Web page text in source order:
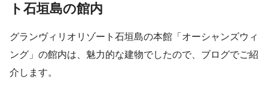
ト石垣島の館内
グランヴィリオリゾート石垣島の本館「オーシャンズウィ
ング」の館内は、魅力的な建物でしたので、ブログでご紹
介します。